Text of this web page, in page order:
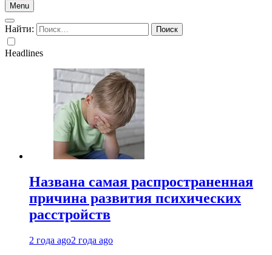
Menu
Найти:
Headlines
Названа самая распространенная
причина развития психических
расстройств
2 года ago2 года ago